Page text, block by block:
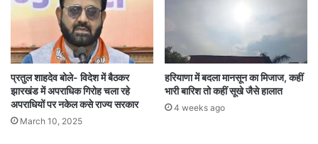
प्रतुल शाहदेव बोले- विदेश में बैठकर
झारखंड में अपराधिक गिरोह चला रहे
अपराधियों पर नकेल कसे राज्य सरकार
March 10, 2025
हरियाणा में बदला मानसून का मिजाज, कहीं
भारी बारिश तो कहीं सूखे जैसे हालात
4 weeks ago